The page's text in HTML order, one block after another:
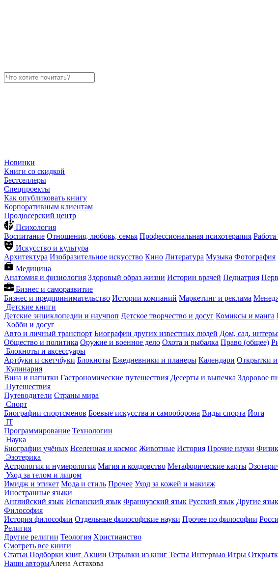
Новинки
Книги со скидкой
Бестселлеры
Спецпроекты
Как опубликовать книгу
Корпоративным клиентам
Продюсерский центр
Психология
Воспитание Отношения, любовь, семья Профессиональная психотерапия
Искусство и культура
Архитектура Изобразительное искусство Кино Литература Музыка Фотография
Медицина
Анатомия и физиология Здоровый образ жизни Истории врачей Педиатрия
Бизнес и саморазвитие
Бизнес и предпринимательство Истории компаний Маркетинг и реклама
Детские книги
Детские энциклопедии и научпоп Детское творчество и досуг Комиксы и манга
Хобби и досуг
Авто и личный транспорт Биографии других известных людей Дом, сад,
Общество и политика Оружие и военное дело Охота и рыбалка Право (общее)
Блокноты и аксессуары
Артбуки и скетчбуки Блокноты Ежедневники и планеры Календари Открытки
Кулинария
Вина и напитки Гастрономические путешествия Десерты и выпечка Здоровое
Путешествия
Путеводители Страны мира
Спорт
Биографии спортсменов Боевые искусства и самооборона Виды спорта Йога
IT
Программирование Технологии
Наука
Биографии учёных Вселенная и космос Животные История Прочие науки
Эзотерика
Астрология и нумерология Магия и колдовство Метафорические карты
Уход за телом и лицом
Имидж и этикет Мода и стиль Прочее Уход за кожей и макияж
Иностранные языки
Английский язык Испанский язык Французский язык Русский язык Другие
Философия
История философии Отдельные философские науки Прочее по философии
Религия
Другие религии Теология Христианство
Смотреть все книги
Статьи Подборки книг Акции Отрывки из книг Тесты Интервью Игры
Наши авторыАлена Астахова